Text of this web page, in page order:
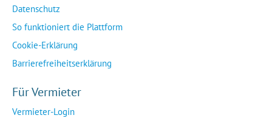
Datenschutz
So funktioniert die Plattform
Cookie-Erklärung
Barrierefreiheitserklärung
Für Vermieter
Vermieter-Login